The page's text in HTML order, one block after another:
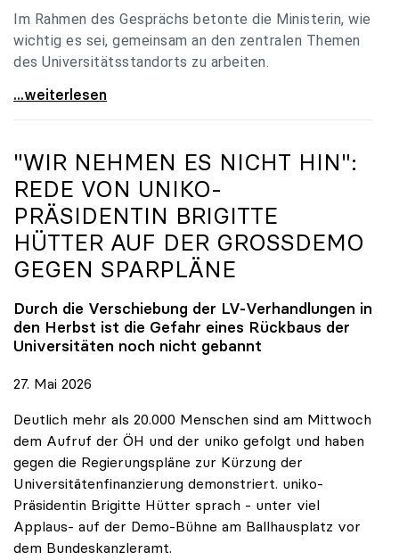
Im Rahmen des Gesprächs betonte die Ministerin, wie
wichtig es sei, gemeinsam an den zentralen Themen
des Universitätsstandorts zu arbeiten.
Holzleitner empfing uniko-Spitze zum Austausch
...weiterlesen
"WIR NEHMEN ES NICHT HIN":
REDE VON UNIKO-
PRÄSIDENTIN BRIGITTE
HÜTTER AUF DER GROSSDEMO G
EGEN SPARPLÄNE
Durch die Verschiebung der LV-Verhandlungen in
den Herbst ist die Gefahr eines Rückbaus der
Universitäten noch nicht gebannt
27. Mai 2026
Deutlich mehr als 20.000 Menschen sind am Mittwoch
dem Aufruf der ÖH und der uniko gefolgt und haben
gegen die Regierungspläne zur Kürzung der
Universitätenfinanzierung demonstriert. uniko-
Präsidentin Brigitte Hütter sprach - unter viel
Applaus- auf der Demo-Bühne am Ballhausplatz vor
dem Bundeskanzleramt.